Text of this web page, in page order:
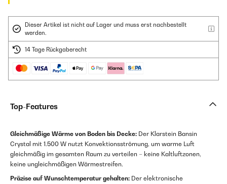
Dieser Artikel ist nicht auf Lager und muss erst nachbestellt
werden.
14 Tage Rückgaberecht
Top-Features
Gleichmäßige Wärme von Boden bis Decke: Der Klarstein Bansin
Crystal mit 1.500 W nutzt Konvektionsströmung, um warme Luft
gleichmäßig im gesamten Raum zu verteilen – keine Kaltluftzonen,
keine ungleichmäßigen Wärmestreifen.
Präzise auf Wunschtemperatur gehalten: Der elektronische